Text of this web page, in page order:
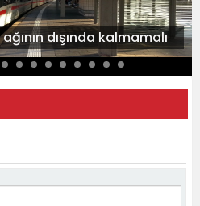
dışında kalmamalı